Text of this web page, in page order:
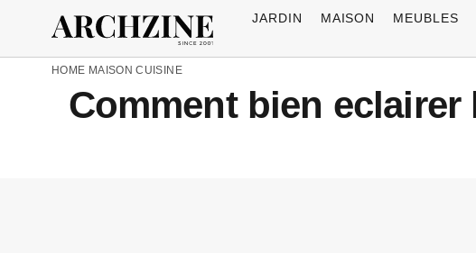
JARDIN MAISON MEUBLES
HOME MAISON CUISINE
Comment bien